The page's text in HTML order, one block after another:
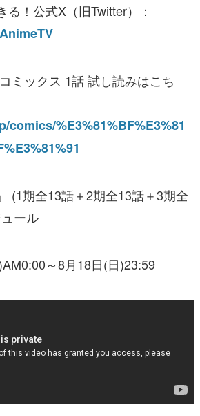
る！公式X（旧Twitter）：
ミックス 1話 試し読みはこち
comics/%E3%81%BF%E3%81
(1期全13話＋2期全13話＋3期全
ール
～8月18日(日)23:59